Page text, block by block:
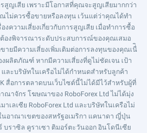
สูญเสีย เพราะมีโอกาสที่คุณจะสูญเสียมากกว่า
ไม่ควรซื้อขายหรือลงทุน เว้นแต่ว่าคุณได้ทำ
องความเสี่ยงเกี่ยวกับการสูญเสีย เมื่อทำการซื้อ
องพิจารณาระดับประสบการณ์ของคุณเสมอ
ายมีความเสี่ยงเพิ่มเติมต่อการลงทุนของคุณเนื่ิ
ผลิตภัณฑ์ หากมีความเสี่ยงที่ดูไม่ชัดเจน เป้า
และบริษัทในเครือไม่ได้กำหนดสำหรับลูกค้า
สื่อการตลาดบนเว็บไซต์นี้ไม่ได้มีไว้สำหรับผู้ที่
ณาจักร โฆษณาของ RoboForex Ltd ไม่ได้มุ่ง
าเลเซีย RoboForex Ltd และบริษัทในเครือไม่
นอาณาเขตของสหรัฐอเมริกา แคนาดา ญี่ปุ่น
บราซิล คูราเซา ติมอร์ตะวันออก อินโดนีเซีย